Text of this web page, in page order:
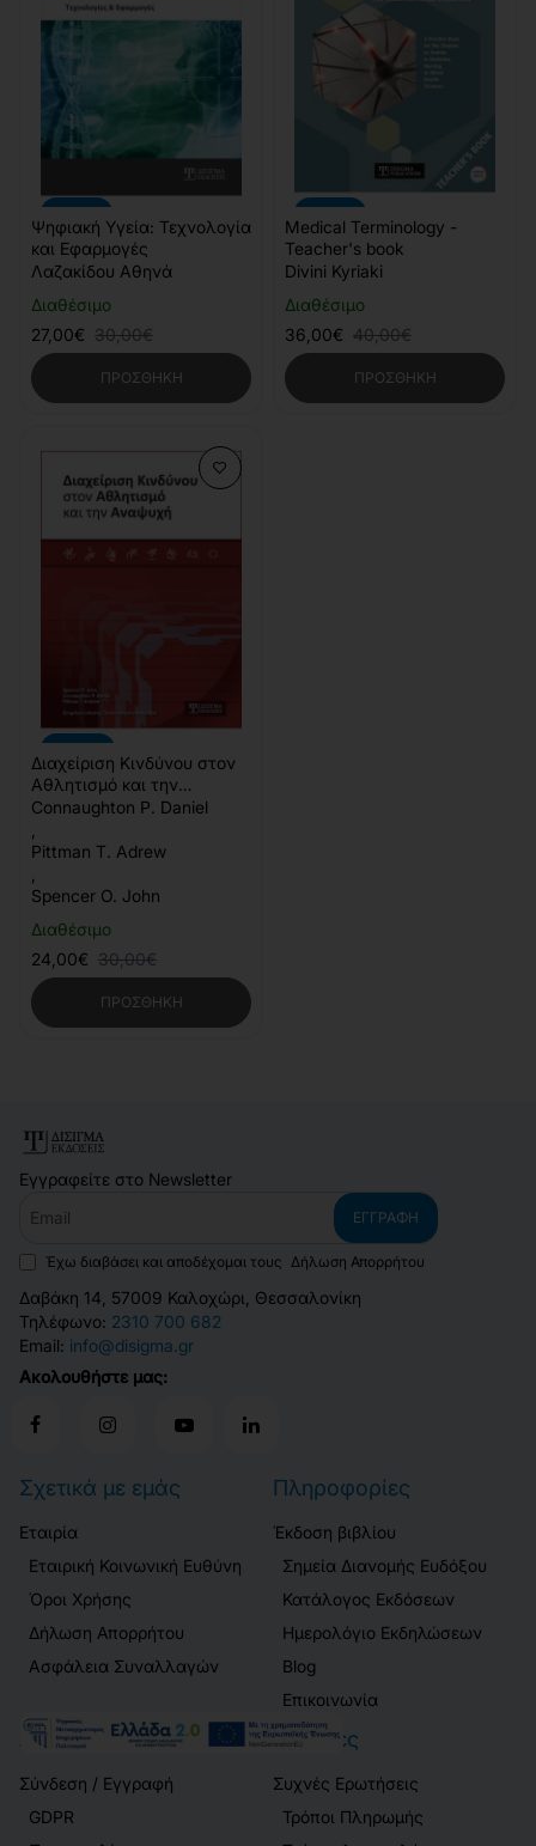
Διαθέσιμο
Ψηφιακή Υγεία: Τεχνολογία
και Εφαρμογές
Λαζακίδου Αθηνά
27,00€ 30,00€
ΠΡΟΣΘΉΚΗ
Διαθέσιμο
Medical Terminology -
Teacher's book
Divini Kyriaki
36,00€ 40,00€
ΠΡΟΣΘΉΚΗ
Διαθέσιμο
Διαχείριση Κινδύνου στον
Αθλητισμό και την
Αναψυχή
Connaughton P. Daniel
Pittman T. Adrew
Spencer O. John
24,00€ 30,00€
ΠΡΟΣΘΉΚΗ
Εγγραφείτε στο Newsletter
ΕΓΓΡΑΦΉ
Έχω διαβάσει και αποδέχομαι τους Δήλωση Απορρήτου
Δαβάκη 14, 57009 Καλοχώρι, Θεσσαλονίκη
Τηλέφωνο: 2310 700 682
Email: info@disigma.gr
Ακολουθήστε μας:
Σχετικά με εμάς
Εταιρία
Εταιρική Κοινωνική Ευθύνη
Όροι Χρήσης
Δήλωση Απορρήτου
Ασφάλεια Συναλλαγών
Πληροφορίες
Έκδοση βιβλίου
Σημεία Διανομής Ευδόξου
Κατάλογος Εκδόσεων
Ημερολόγιο Εκδηλώσεων
Blog
Επικοινωνία
Λογαριασμός
Σύνδεση / Εγγραφή
GDPR
Πελάτες
Συχνές Ερωτήσεις
Τρόποι Πληρωμής